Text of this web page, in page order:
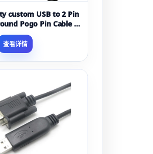
custom USB to 2 Pin
Pogo Pin Cable -
查看详情